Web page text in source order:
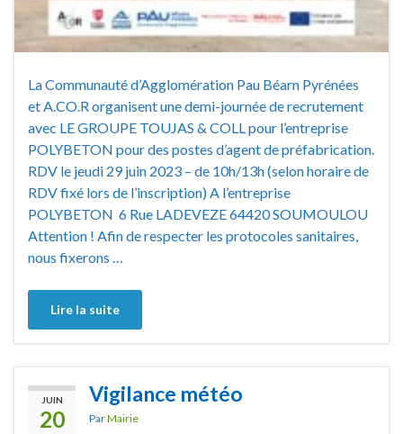
La Communauté d’Agglomération Pau Béarn Pyrénées
et A.CO.R organisent une demi-journée de recrutement
avec LE GROUPE TOUJAS & COLL pour l’entreprise
POLYBETON pour des postes d’agent de préfabrication.
RDV le jeudi 29 juin 2023 – de 10h/13h (selon horaire de
RDV fixé lors de l’inscription) A l’entreprise
POLYBETON 6 Rue LADEVEZE 64420 SOUMOULOU
Attention ! Afin de respecter les protocoles sanitaires,
nous fixerons …
Lire la suite
JUIN
20
Vigilance météo
ParMairie